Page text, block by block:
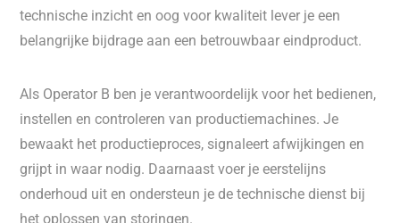
technische inzicht en oog voor kwaliteit lever je een
belangrijke bijdrage aan een betrouwbaar eindproduct.
Als Operator B ben je verantwoordelijk voor het bedienen,
instellen en controleren van productiemachines. Je
bewaakt het productieproces, signaleert afwijkingen en
grijpt in waar nodig. Daarnaast voer je eerstelijns
onderhoud uit en ondersteun je de technische dienst bij
het oplossen van storingen.